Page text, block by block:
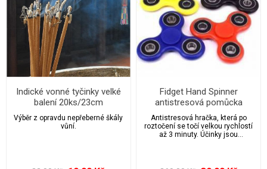
Indické vonné tyčinky velké
balení 20ks/23cm
Výběr z opravdu nepřeberné škály
vůní.
Fidget Hand Spinner
antistresová pomůcka
Antistresová hračka, která po
roztočení se točí velkou rychlostí
až 3 minuty. Účinky jsou